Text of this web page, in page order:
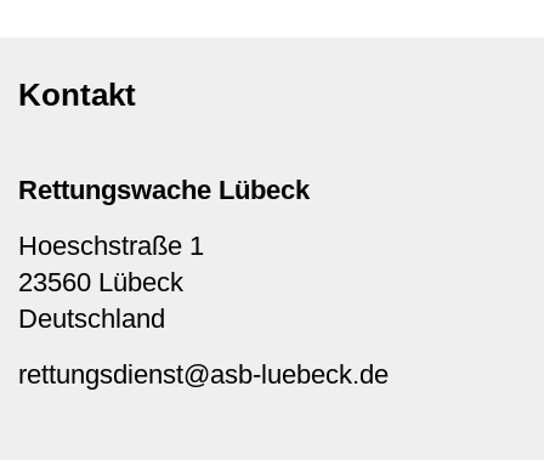
Kontakt
Rettungswache Lübeck
Hoeschstraße 1
23560 Lübeck
Deutschland
rettungsdienst@asb-luebeck.de